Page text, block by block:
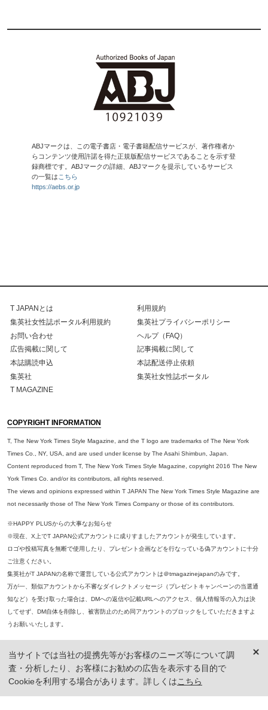
ABJマークは、この電子書店・電子書籍配信サービスが、著作権者か
らコンテンツ使用許諾を得た正規版配信サービスであることを示す登
録商標です。ABJマークの詳細、ABJマークを提示しているサービス
の一覧は こちら
https://aebs.or.jp
T JAPANとは
利用規約
集英社女性誌ポータル利用規約
集英社プライバシーポリシー
お問い合わせ
ヘルプ（FAQ）
広告掲載に関して
記事掲載に関して
本誌購読申込
本誌配送停止依頼
集英社
集英社女性誌ポータル
T MAGAZINE
COPYRIGHT INFORMATION
T, The New York Times Style Magazine, and the T logo are trademarks of The New York
Times Co., NY, USA, and are used under license by The Asahi Shimbun, Japan.
Content reproduced from T, The New York Times Style Magazine, copyright 2016 The New
York Times Co. and/or its contributors, all rights reserved.
The views and opinions expressed within T JAPAN The New York Times Style Magazine are
not necessarily those of The New York Times Company or those of its contributors.
※HAPPY PLUSからの大事なお知らせ
※現在、X上でT JAPAN公式アカウントに成りすましたアカウントが発生しています。
ロゴや投稿写真を無断で使用したり、プレゼント企画などを行なっている偽アカウントに十分
ご注意ください。
集英社がT JAPANの名称で運営している公式アカウントは＠tmagazinejapanのみです。
万が一、類似アカウントから不審なダイレクトメッセージ（プレゼントキャンペーンの当選通
知など）を受け取った場合は、DMへの返信や記載URLへのアクセス、個人情報等の入力は決
してせず、DM自体を削除し、被害防止のため同アカウントのブロックをしていただきますよ
うお願いいたします。
※ 掲載商品の価格は、特に記載がないかぎり、「税込価格」で表示しています。ただし、2021年3月18日以前に公開し
た記事については「本体価格（税抜）」での表示となり、 掲載価格には消費税が含まれておりませんのでご注意くだ
当サイトでは当社の提携先等がお客様のニーズ等について調
査・分析したり、お客様にお勧めの広告を表示する目的で
Cookieを利用する場合があります。詳しくはこちら